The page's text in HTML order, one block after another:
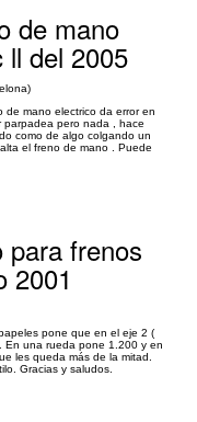
de mano
ll del 2005
de mano electrico da error en
pero nada , hace
como de algo colgando un
el freno de mano . Puede
para frenos
2001
pone que en el eje 2 (
En una rueda pone 1.200 y en
les queda más de la mitad.
Gracias y saludos.